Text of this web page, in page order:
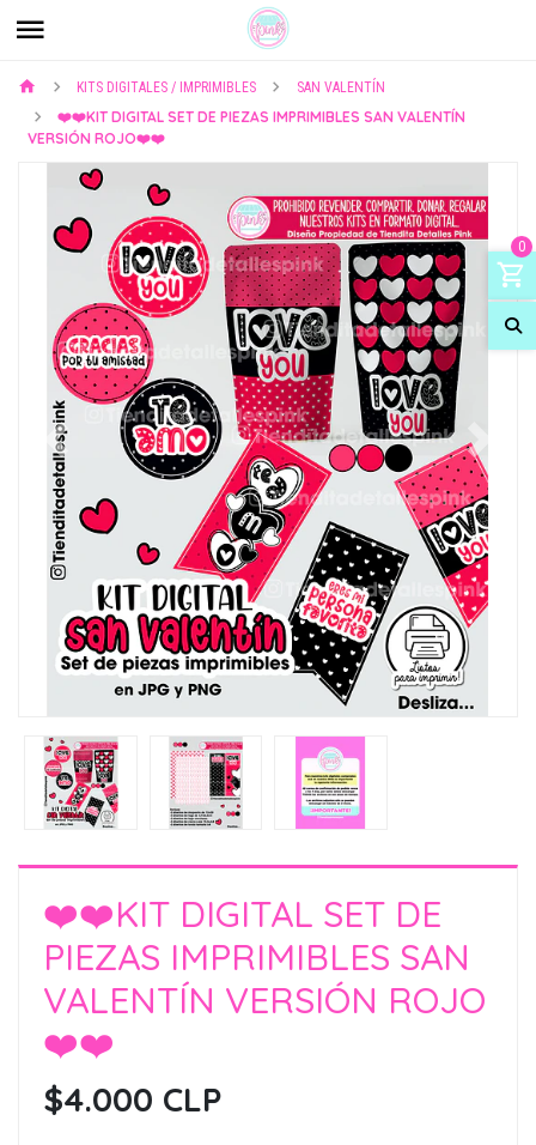
0
KITS DIGITALES / IMPRIMIBLES SAN VALENTÍN
❤️❤️KIT DIGITAL SET DE PIEZAS IMPRIMIBLES SAN VALENTÍN
VERSIÓN ROJO❤️❤️
Previous Next
❤️❤️KIT DIGITAL SET DE
PIEZAS IMPRIMIBLES SAN
VALENTÍN VERSIÓN ROJO
❤️❤️
$4.000 CLP